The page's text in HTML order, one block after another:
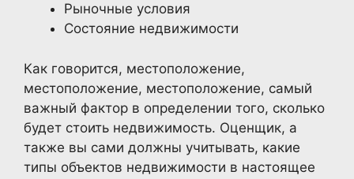
Рыночные условия
Состояние недвижимости
Как говорится, местоположение,
местоположение, местоположение, самый
важный фактор в определении того, сколько
будет стоить недвижимость. Оценщик, а
также вы сами должны учитывать, какие
типы объектов недвижимости в настоящее